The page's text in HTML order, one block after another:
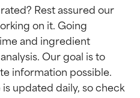
Rest assured our
on it. Going
and ingredient
Our goal is to
information possible.
updated daily, so check